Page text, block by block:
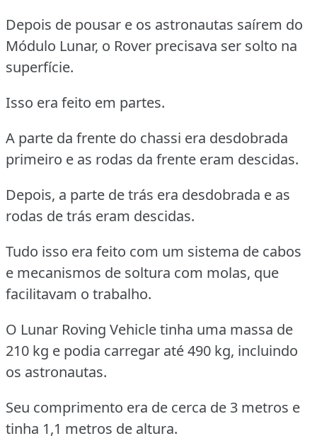
Depois de pousar e os astronautas saírem do
Módulo Lunar, o Rover precisava ser solto na
superfície.
Isso era feito em partes.
A parte da frente do chassi era desdobrada
primeiro e as rodas da frente eram descidas.
Depois, a parte de trás era desdobrada e as
rodas de trás eram descidas.
Tudo isso era feito com um sistema de cabos
e mecanismos de soltura com molas, que
facilitavam o trabalho.
O Lunar Roving Vehicle tinha uma massa de
210 kg e podia carregar até 490 kg, incluindo
os astronautas.
Seu comprimento era de cerca de 3 metros e
tinha 1,1 metros de altura.